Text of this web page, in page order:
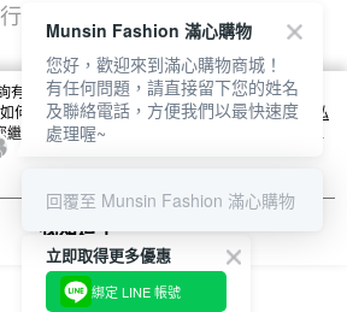
有關本網站使用 cookie 方式之詳情，及若您不希
何變更電腦的 cookie 設定，請參閱本網站「
隱私
繼續使用本網站即表示您同意本公司得按本網站使
。
我知道了
立即取得更多優惠
綁定 LINE 帳號
Munsin Fashion 滿心購物
您好，歡迎來到滿心購物商城！
有任何問題，請直接留下您的姓名
及聯絡電話，方便我們以最快速度
處理喔~
回覆至 Munsin Fashion 滿心購物